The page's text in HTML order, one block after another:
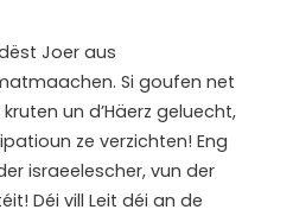
Joer aus
Si goufen net
un d’Häerz geluecht,
ze verzichten! Eng
israeelescher, vun der
Déi vill Leit déi an de